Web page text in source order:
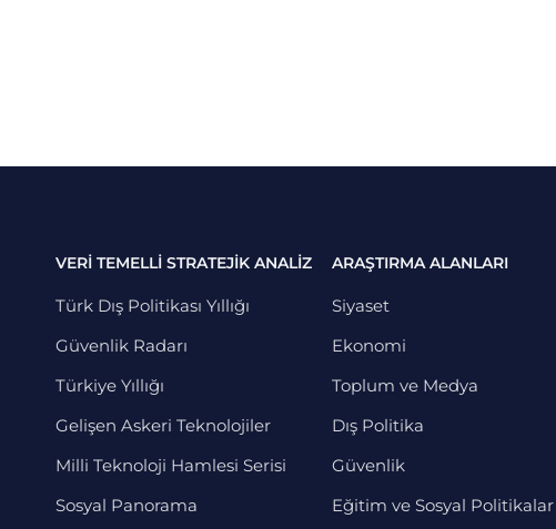
VERİ TEMELLİ STRATEJİK ANALİZ
Türk Dış Politikası Yıllığı
Güvenlik Radarı
Türkiye Yıllığı
Gelişen Askeri Teknolojiler
Milli Teknoloji Hamlesi Serisi
Sosyal Panorama
ARAŞTIRMA ALANLARI
Siyaset
Ekonomi
Toplum ve Medya
Dış Politika
Güvenlik
Eğitim ve Sosyal Politikalar